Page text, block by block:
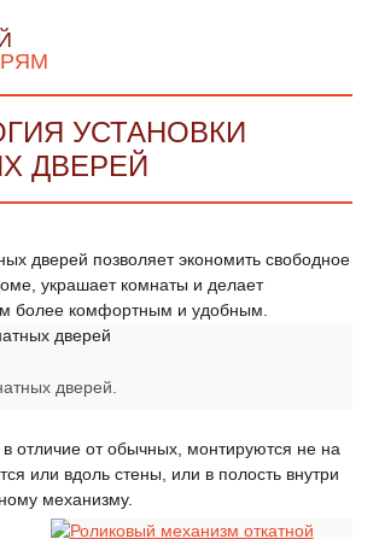
УСТАНОВКИ
ДВЕРЕЙ
дверей позволяет экономить свободное
украшает комнаты и делает
более комфортным и удобным.
дверей.
отличие от обычных, монтируются не на
или вдоль стены, или в полость внутри
механизму.